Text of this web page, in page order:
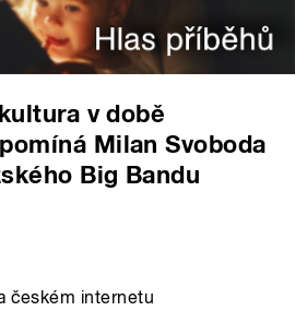
v době
Milan Svoboda
Big Bandu
českém internetu